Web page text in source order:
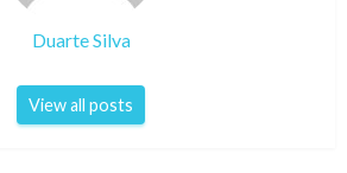
Duarte Silva
View all posts